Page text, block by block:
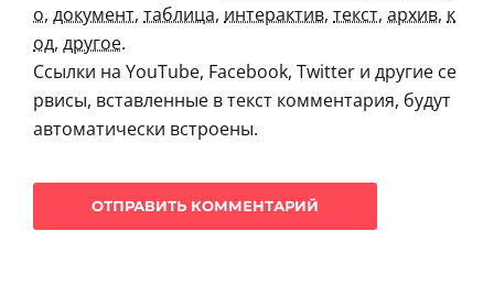
о, документ, таблица, интерактив, текст, архив, к
од, другое.
Ссылки на YouTube, Facebook, Twitter и другие се
рвисы, вставленные в текст комментария, будут
автоматически встроены.